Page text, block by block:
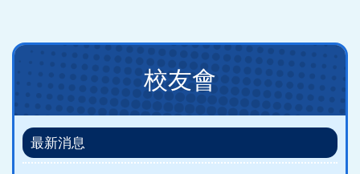
Main
(new)
校友會
最新消息